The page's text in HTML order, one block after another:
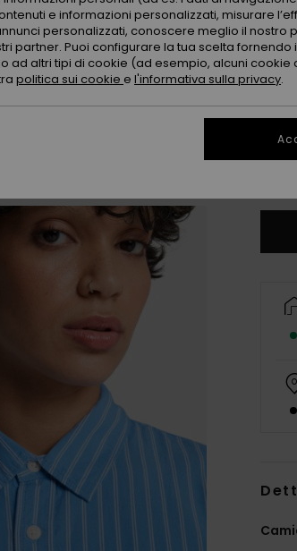
XS
e informazioni personalizzati, misurare
personalizzati, conoscere meglio il nostro
partner. Puoi configurare la tua scelta fornendo
ad altri tipi di cookie (ad esempio, alcuni cookie
politica sui cookie e l'informativa sulla privacy.